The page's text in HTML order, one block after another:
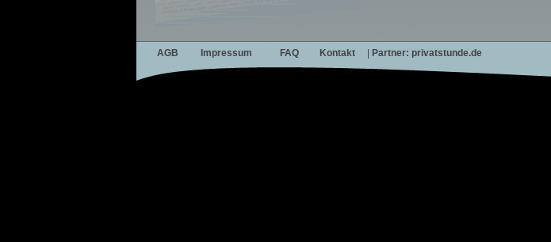
AGB Impressum FAQ Kontakt Partner: privatstunde.de